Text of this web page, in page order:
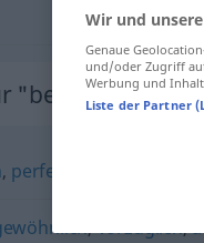
"bestens"
, perfekt
,vorzüglich,
Wir und
Genaue
und/oder Zugriff
Werbung und
Liste der Partner